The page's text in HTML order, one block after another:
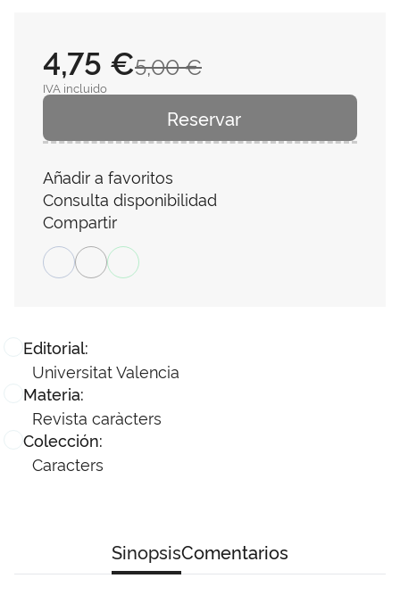
Editorial:
Universitat Valencia
Materia:
Revista caràcters
Colección:
Caracters
5,00 €
4,75 €
IVA incluido
Reservar
Añadir a favoritos
Consulta disponibilidad
Compartir
SinopsisComentarios